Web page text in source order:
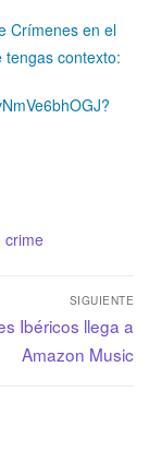
Crímenes en el
contexto:
crime
SIGUIENTE
Ibéricos llega a
Amazon Music